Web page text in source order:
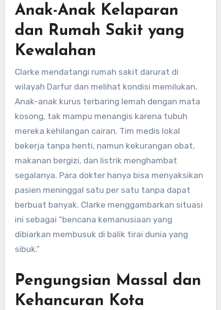
Anak-Anak Kelaparan
dan Rumah Sakit yang
Kewalahan
Clarke mendatangi rumah sakit darurat di
wilayah Darfur dan melihat kondisi memilukan.
Anak-anak kurus terbaring lemah dengan mata
kosong, tak mampu menangis karena tubuh
mereka kehilangan cairan. Tim medis lokal
bekerja tanpa henti, namun kekurangan obat,
makanan bergizi, dan listrik menghambat
segalanya. Para dokter hanya bisa menyaksikan
pasien meninggal satu per satu tanpa dapat
berbuat banyak. Clarke menggambarkan situasi
ini sebagai “bencana kemanusiaan yang
dibiarkan membusuk di balik tirai dunia yang
sibuk.”
Pengungsian Massal dan
Kehancuran Kota